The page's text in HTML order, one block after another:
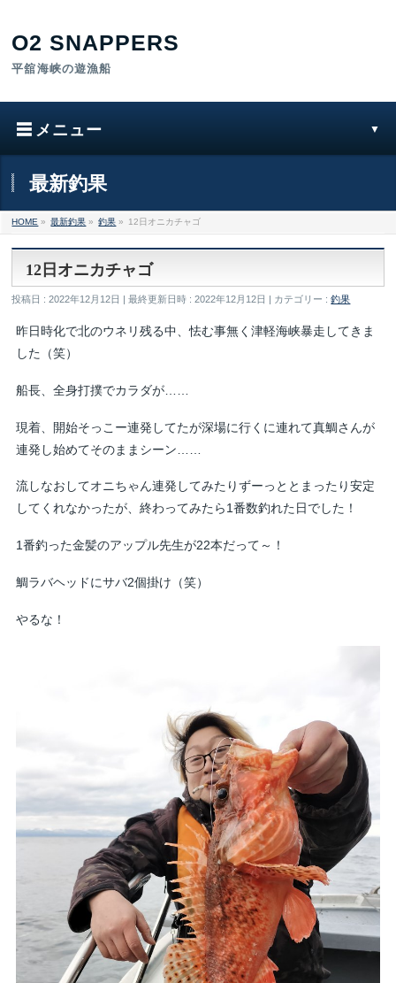
最新釣果
HOME » 最新釣果 » 釣果 » 12日オニカチャゴ
12日オニカチャゴ
投稿日 : 2022年12月12日 最終更新日時 : 2022年12月12日 カテゴリー :釣果
昨日時化で北のウネリ残る中、怯む事無く津軽海峡暴走してきま
した（笑）
船長、全身打撲でカラダが……
現着、開始そっこー連発してたが深場に行くに連れて真鯛さんが
連発し始めてそのままシーン……
流しなおしてオニちゃん連発してみたりずーっととまったり安定
してくれなかったが、終わってみたら1番数釣れた日でした！
1番釣った金髪のアップル先生が22本だって～！
鯛ラバヘッドにサバ2個掛け（笑）
やるな！